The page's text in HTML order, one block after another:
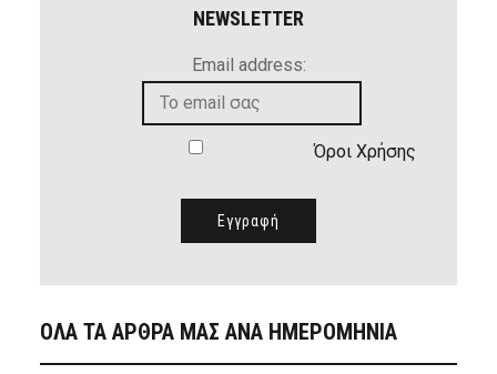
NEWSLETTER
Email address:
Όροι Χρήσης
ΟΛΑ ΤΑ ΑΡΘΡΑ ΜΑΣ ΑΝΑ ΗΜΕΡΟΜΗΝΙΑ